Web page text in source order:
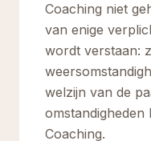
Coaching niet
van enige
wordt verstaan:
welzijn van de
omstandigheden
Coaching.